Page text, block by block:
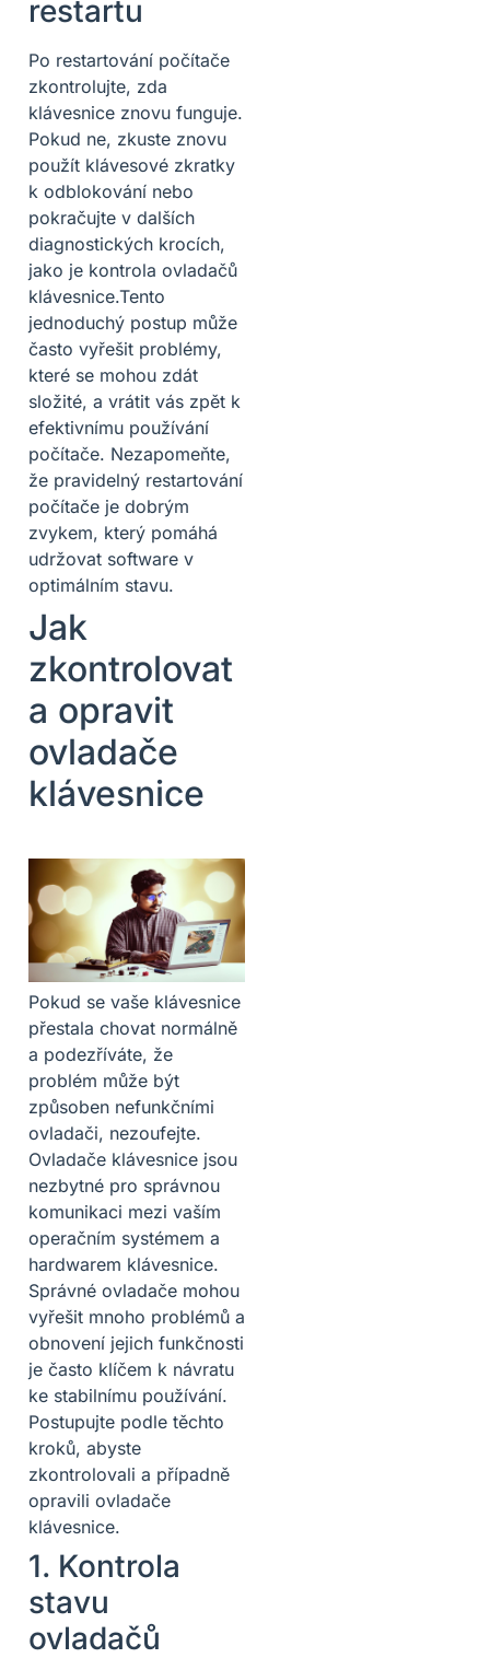
restartu
Po restartování počítače
zkontrolujte, zda
klávesnice znovu funguje.
Pokud ne, zkuste znovu
použít klávesové zkratky
k odblokování nebo
pokračujte v dalších
diagnostických krocích,
jako je kontrola ovladačů
klávesnice.Tento
jednoduchý postup může
často vyřešit problémy,
které se mohou zdát
složité, a vrátit vás zpět k
efektivnímu používání
počítače. Nezapomeňte,
že pravidelný restartování
počítače je dobrým
zvykem, který pomáhá
udržovat software v
optimálním stavu.
Jak
zkontrolovat
a opravit
ovladače
klávesnice
Pokud se vaše klávesnice
přestala chovat normálně
a podezříváte, že
problém může být
způsoben nefunkčními
ovladači, nezoufejte.
Ovladače klávesnice jsou
nezbytné pro správnou
komunikaci mezi vaším
operačním systémem a
hardwarem klávesnice.
Správné ovladače mohou
vyřešit mnoho problémů a
obnovení jejich funkčnosti
je často klíčem k návratu
ke stabilnímu používání.
Postupujte podle těchto
kroků, abyste
zkontrolovali a případně
opravili ovladače
klávesnice.
1. Kontrola
stavu
ovladačů